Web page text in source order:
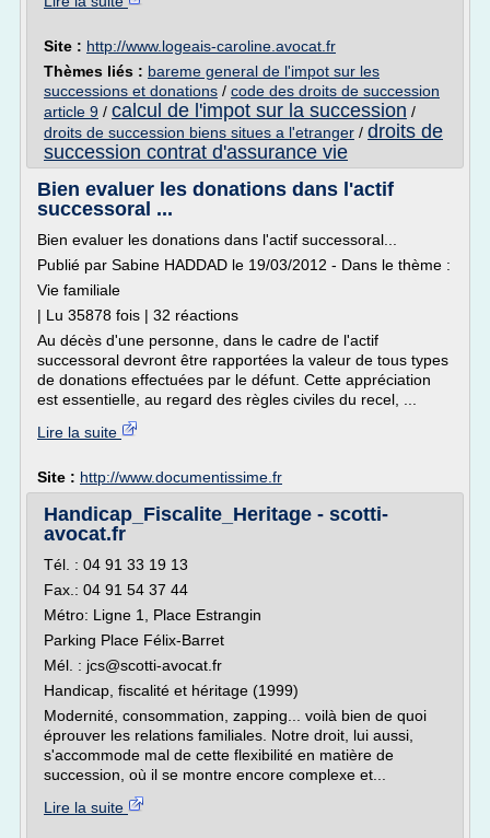
Site : http://www.logeais-caroline.avocat.fr
Thèmes liés : bareme general de l'impot sur les
successions et donations / code des droits de succession
article 9 / calcul de l'impot sur la succession /
droits de succession biens situes a l'etranger / droits de
succession contrat d'assurance vie
Bien evaluer les donations dans l'actif
successoral ...
Bien evaluer les donations dans l'actif successoral...
Publié par Sabine HADDAD le 19/03/2012 - Dans le thème :
Vie familiale
| Lu 35878 fois | 32 réactions
Au décès d'une personne, dans le cadre de l'actif
successoral devront être rapportées la valeur de tous types
de donations effectuées par le défunt. Cette appréciation
est essentielle, au regard des règles civiles du recel, ...
Lire la suite
Site : http://www.documentissime.fr
Handicap_Fiscalite_Heritage - scotti-
avocat.fr
Tél. : 04 91 33 19 13
Fax.: 04 91 54 37 44
Métro: Ligne 1, Place Estrangin
Parking Place Félix-Barret
Mél. : jcs@scotti-avocat.fr
Handicap, fiscalité et héritage (1999)
Modernité, consommation, zapping... voilà bien de quoi
éprouver les relations familiales. Notre droit, lui aussi,
s'accommode mal de cette flexibilité en matière de
succession, où il se montre encore complexe et...
Lire la suite